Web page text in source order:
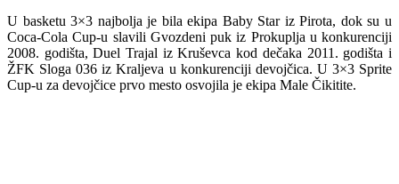
U basketu 3×3 najbolja je bila ekipa Baby Star iz Pirota, dok su u
Coca-Cola Cup-u slavili Gvozdeni puk iz Prokuplja u konkurenciji
2008. godišta, Duel Trajal iz Kruševca kod dečaka 2011. godišta i
ŽFK Sloga 036 iz Kraljeva u konkurenciji devojčica. U 3×3 Sprite
Cup-u za devojčice prvo mesto osvojila je ekipa Male Čikitite.